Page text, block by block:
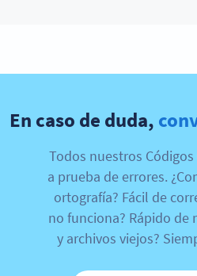
En caso de duda,
Todos nuestros
a prueba de errores.
ortografía? Fácil de
no funciona? Rápido de
y archivos viejos?